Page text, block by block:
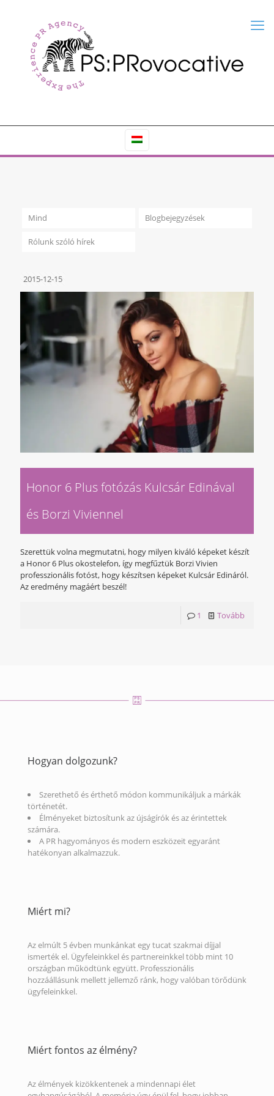
Mind Blogbejegyzések
Rólunk szóló hírek
2015-12-15
Honor 6 Plus fotózás Kulcsár Edinával
és Borzi Viviennel
Szerettük volna megmutatni, hogy milyen kiváló képeket készít
a Honor 6 Plus okostelefon, így megfűztük Borzi Vivien
professzionális fotóst, hogy készítsen képeket Kulcsár Edináról.
Az eredmény magáért beszél!
1 Tovább
Hogyan dolgozunk?
Szerethető és érthető módon kommunikáljuk a márkák
történetét.
Élményeket biztosítunk az újságírók és az érintettek
számára.
A PR hagyományos és modern eszközeit egyaránt
hatékonyan alkalmazzuk.
Miért mi?
Az elmúlt 5 évben munkánkat egy tucat szakmai díjjal
ismerték el. Ügyfeleinkkel és partnereinkkel több mint 10
országban működtünk együtt. Professzionális
hozzáállásunk mellett jellemző ránk, hogy valóban törődünk
ügyfeleinkkel.
Miért fontos az élmény?
Az élmények kizökkentenek a mindennapi élet